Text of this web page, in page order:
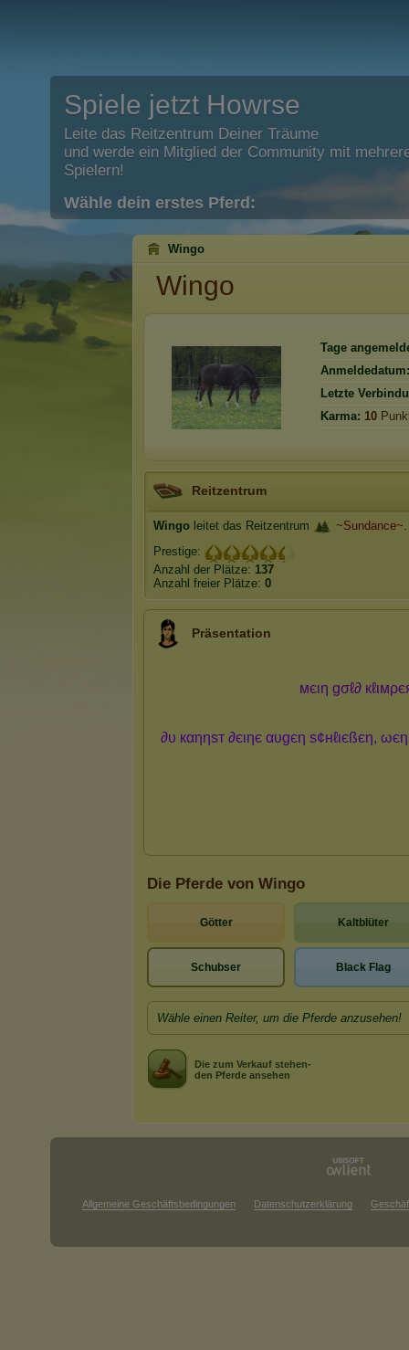
Spiele jetzt Howrse
Leite das Reitzentrum Deiner Träume
und werde ein Mitglied der Community mit
Spielern!
Wähle dein erstes Pferd:
Wingo
Wingo
Tage
Anmeldedatum:
Letzte
Karma: 10
Reitzentrum
Wingo leitet das Reitzentrum ~Sundance~.
Prestige:
Anzahl der Plätze: 137
Anzahl freier Plätze: 0
Präsentation
Die Pferde von Wingo
Götter Kaltblüter
Schubser Black Flag
Wähle einen Reiter, um die Pferde anzusehen!
Die zum Verkauf stehen-
den Pferde ansehen
Allgemeine Geschäftsbedingungen Datenschutzerklärung